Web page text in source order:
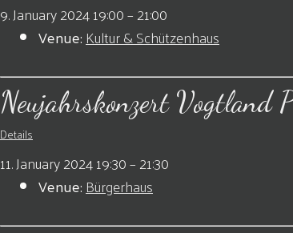
9. January 2024 19:00–21:00
Venue:Kultur & Schützenhaus
Neujahrskonzert Vogtland
Details
11. January 2024 19:30–21:30
Venue:Bürgerhaus